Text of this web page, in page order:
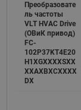
Преобразовате
ль частоты
VLT HVAC Drive
(ОВиК привод)
FC-
102P37KT4E20
H1XGXXXXSXX
XXAXBXCXXXX
DX